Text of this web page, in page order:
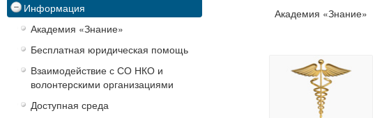
Информация
Академия «Знание»
Бесплатная юридическая помощь
Взаимодействие с СО НКО и
волонтерскими организациями
Доступная среда
Академия «Знание»